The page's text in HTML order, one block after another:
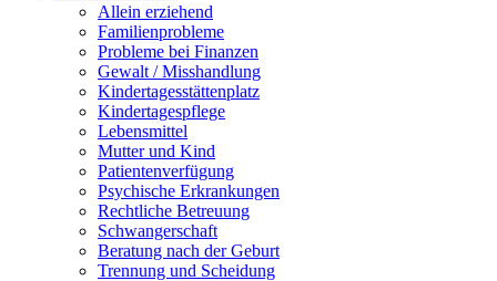
Allein erziehend
Familienprobleme
Probleme bei Finanzen
Gewalt / Misshandlung
Kindertagesstättenplatz
Kindertagespflege
Lebensmittel
Mutter und Kind
Patientenverfügung
Psychische Erkrankungen
Rechtliche Betreuung
Schwangerschaft
Beratung nach der Geburt
Trennung und Scheidung